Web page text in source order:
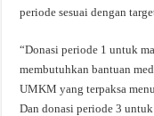
periode sesuai dengan
“Donasi periode 1 untuk
membutuhkan bantuan
UMKM yang terpaksa
Dan donasi periode 3